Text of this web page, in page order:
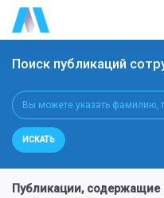
Поиск публикаций
ИСКАТЬ
Публикации, содержащие